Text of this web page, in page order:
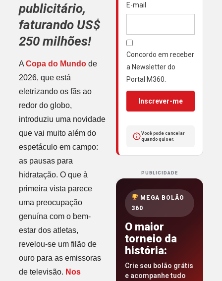
publicitário,
faturando US$
250 milhões!
A Copa do Mundode
2026, que está
eletrizando os fãs ao
redor do globo,
introduziu uma novidade
que vai muito além do
espetáculo em campo:
as pausas para
hidratação. O que à
primeira vista parece
uma preocupação
genuína com o bem-
estar dos atletas,
revelou-se um filão de
ouro para as emissoras
de televisão. Nos
E-mail
Concordo em receber
a Newsletter do
Portal M360.
Inscrever-me
Você pode cancelar
quando quiser.
PUBLICIDADE
MEGA BOLÃO
360
O maior
torneio da
história:
Crie seu bolão grátis
e acompanhe tudo